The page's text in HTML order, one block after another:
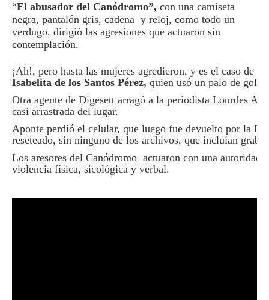
“El abusador del Canódromo”, con una camiseta
negra, pantalón gris, cadena y reloj, como todo un
verdugo, dirigió las agresiones que actuaron sin
contemplación.
¡Ah!, pero hasta las mujeres agredieron, y es el caso de la
Isabelita de los Santos Pérez, quien usó un palo de golf
Otra agente de Digesett arragó a la periodista Lourdes
casi arrastrada del lugar.
Aponte perdió el celular, que luego fue devuelto por la
reseteado, sin ninguno de los archivos, que incluían
Los aresores del Canódromo actuaron con una autoridad
violencia física, sicológica y verbal.